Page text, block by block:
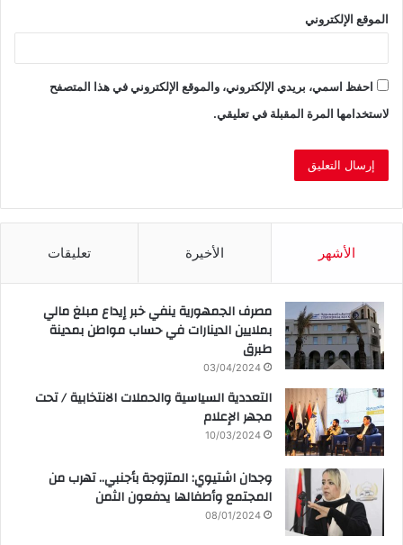
الموقع الإلكتروني
احفظ اسمي، بريدي الإلكتروني، والموقع الإلكتروني في هذا المتصفح
لاستخدامها المرة المقبلة في تعليقي.
الأشهر الأخيرة تعليقات
مصرف الجمهورية ينفي خبر إيداع مبلغ مالي
بملايين الدينارات في حساب مواطن بمدينة
طبرق
03/04/2024
التعددية السياسية والحملات الانتخابية / تحت
مجهر الإعلام
10/03/2024
وجدان اشتيوي: المتزوجة بأجنبي.. تهرب من
المجتمع وأطفالها يدفعون الثمن
08/01/2024